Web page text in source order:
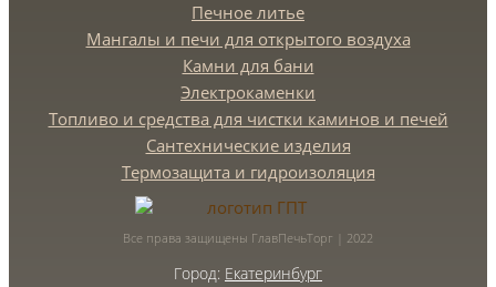
Печное литье
Мангалы и печи для открытого воздуха
Камни для бани
Электрокаменки
Топливо и средства для чистки каминов и печей
Сантехнические изделия
Термозащита и гидроизоляция
Все права защищены ГлавПечьТорг | 2022
Город: Екатеринбург